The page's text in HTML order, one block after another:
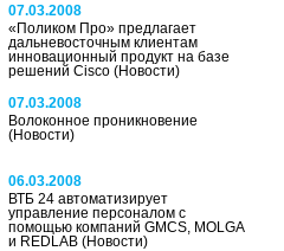
07.03.2008
«Поликом Про» предлагает
дальневосточным клиентам
инновационный продукт на базе
решений Cisco(Новости)
07.03.2008
Волоконное проникновение
(Новости)
06.03.2008
ВТБ 24 автоматизирует
управление персоналом с
помощью компаний GMCS, MOLGA
и REDLAB(Новости)